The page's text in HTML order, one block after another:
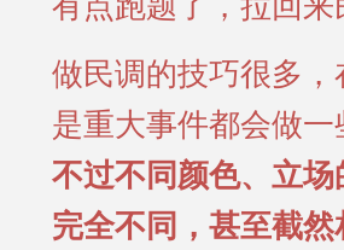
做民调的技巧很多
是重大事件都会做一
不过不同颜色、立
完全不同，甚至截然